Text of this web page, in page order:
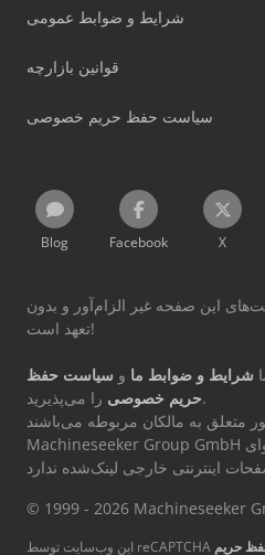
شرایط و ضوابط عمومی
قوانین بازارچه
سیاست حفظ حریم خصوصی
Blog Facebook X
این صفحه غیر الزام‌آور و بدون
تعهد است!
شرایط و ضوابط ما و سیاست حفظ
حریم خصوصیرا می‌پذیرید.
Machineseeker Group GmbH هیچ مسئولیتی در قبال محتوای
© 1999 - 2026 Machineseeker
حریم